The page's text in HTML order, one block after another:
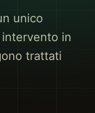
unico
in
trattati